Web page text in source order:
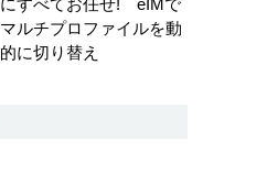
にすべてお任せ! eIMで
マルチプロファイルを動
的に切り替え